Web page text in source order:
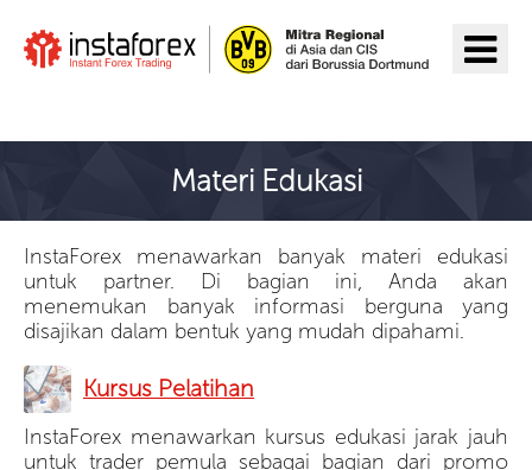
Materi Edukasi
InstaForex menawarkan banyak materi edukasi
untuk partner. Di bagian ini, Anda akan
menemukan banyak informasi berguna yang
disajikan dalam bentuk yang mudah dipahami.
Kursus Pelatihan
InstaForex menawarkan kursus edukasi jarak jauh
untuk trader pemula sebagai bagian dari promo